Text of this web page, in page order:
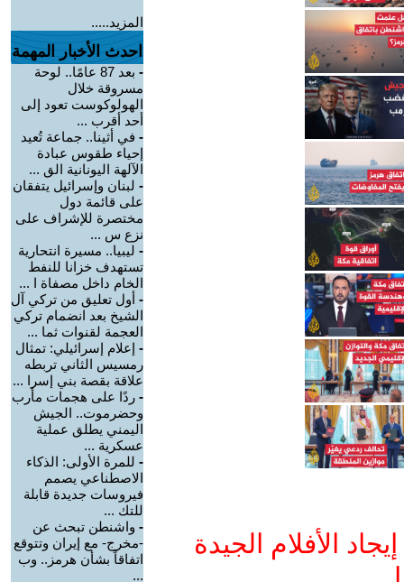
الأفلام الجيدة
المزيد.....
احدث الأخبار المهمة
-
بعد 87 عامًا.. لوحة
مسروقة خلال
الهولوكوست تعود إلى
أحد أقرب ...
- في أثينا.. جماعة تُعيد
إحياء طقوس عبادة
الآلهة اليونانية الق ...
- لبنان وإسرائيل يتفقان
على قائمة دول
مختصرة للإشراف على
نزع س ...
- ليبيا.. مسيرة انتحارية
تستهدف خزانا للنفط
الخام داخل مصفاة ا ...
- أول تعليق من تركي آل
الشيخ بعد انضمام تركي
العجمة لقنوات ثما ...
- إعلام إسرائيلي: تمثال
رمسيس الثاني تربطه
علاقة بقصة بني إسرا ...
- ردًا على هجمات مأرب
وحضرموت.. الجيش
اليمني يطلق عملية
عسكرية ...
- للمرة الأولى: الذكاء
الاصطناعي يصمم
فيروسات جديدة قابلة
للتك ...
- واشنطن تبحث عن
-مخرج- مع إيران وتتوقع
اتفاقاً بشأن هرمز.. وب
...